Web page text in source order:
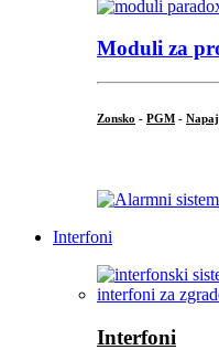
Moduli za
Zonsko - PGM -
Interfoni
Interfoni